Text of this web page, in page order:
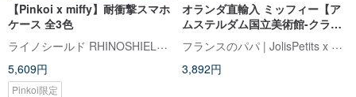
【Pinkoi x miffy】耐衝撃スマホ
ケース 全3色
ライノシールド RHINOSHIELD 台湾公式ストア
5,609円
Pinkoi限定
オランダ直輸入 ミッフィー【ア
ムステルダム国立美術館-クラシ
ックフラワー】Just Dutch公認
ミッフィー
フランスのパパ | JolisPetits x Miffy
3,892円